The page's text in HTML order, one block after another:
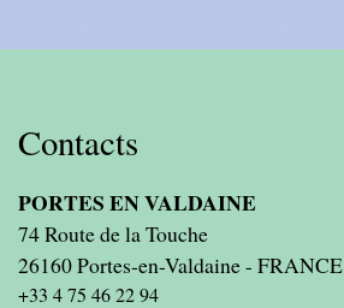
Contacts
PORTES EN VALDAINE
74 Route de la Touche
26160 Portes-en-Valdaine - FRANCE
+33 4 75 46 22 94